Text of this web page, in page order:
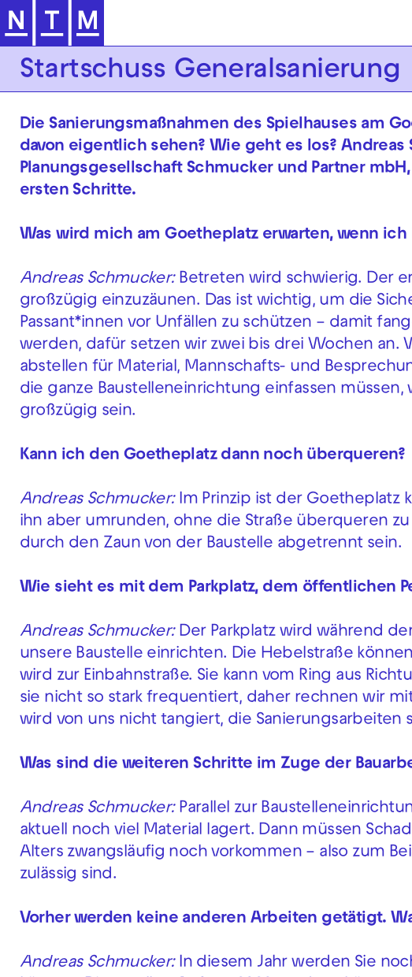
Zur Hauptnavigation springen
Startschuss Generalsanierung
Die Sanierungsmaßnahmen des Spielhauses am
davon eigentlich sehen? Wie geht es los?
Planungsgesellschaft Schmucker und Partner
ersten Schritte.
Was wird mich am Goetheplatz erwarten, wenn
Andreas Schmucker: Betreten wird schwierig. Der
großzügig einzuzäunen. Das ist wichtig, um die
Passant*innen vor Unfällen zu schützen – damit
werden, dafür setzen wir zwei bis drei Wochen an.
abstellen für Material, Mannschafts- und
die ganze Baustelleneinrichtung einfassen
großzügig sein.
Kann ich den Goetheplatz dann noch überqueren?
Andreas Schmucker:Im Prinzip ist der Goetheplatz
ihn aber umrunden, ohne die Straße überqueren
durch den Zaun von der Baustelle abgetrennt sein.
Wie sieht es mit dem Parkplatz, dem öffentlichen
Andreas Schmucker: Der Parkplatz wird während
unsere Baustelle einrichten. Die Hebelstraße
wird zur Einbahnstraße. Sie kann vom Ring aus
sie nicht so stark frequentiert, daher rechnen wir
wird von uns nicht tangiert, die Sanierungsarbeiten
Was sind die weiteren Schritte im Zuge der
Andreas Schmucker: Parallel zur
aktuell noch viel Material lagert. Dann müssen
Alters zwangsläufig noch vorkommen – also zum
zulässig sind.
Vorher werden keine anderen Arbeiten getätigt.
Andreas Schmucker:In diesem Jahr werden Sie